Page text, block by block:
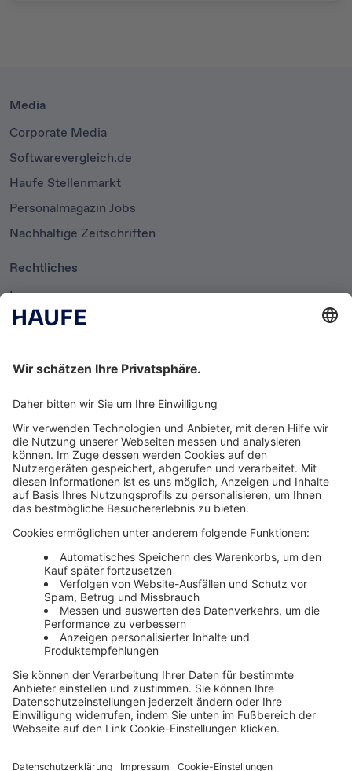
Media
Corporate Media
Softwarevergleich.de
Haufe Stellenmarkt
Personalmagazin Jobs
Nachhaltige Zeitschriften
Rechtliches
Impressum
Datenschutzerklärung
AGB
Newsletter
Media News
Haufe Media Sales
Alle Werbeformen, Werbeträger und Zielmärkte an einem
Ort. Haufe Media Sales bietet Ihnen einen breiten
Überblick um Werbemaßnahmen unkompliziert zu
buchen und schnell umzusetzen.
Über die Haufe Group